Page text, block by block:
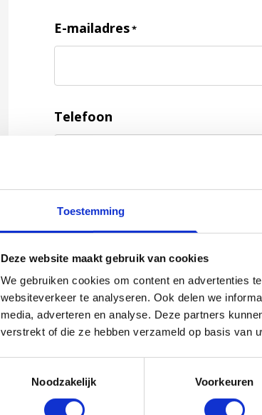
Toestemming
Deze website maakt gebruik van cookies
We gebruiken cookies om content en advertenties
websiteverkeer te analyseren. Ook delen we
media, adverteren en analyse. Deze partners
verstrekt of die ze hebben verzameld op basis van
Noodzakelijk
Voorkeuren
E-mailadres*
Telefoon
Feedback*